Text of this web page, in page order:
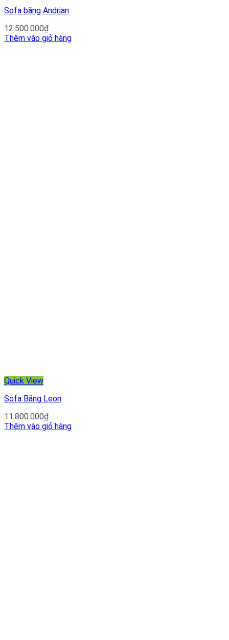
Sofa băng Andrian
12.500.000₫
Thêm vào giỏ hàng
Quick View
Sofa Băng Leon
11.800.000₫
Thêm vào giỏ hàng